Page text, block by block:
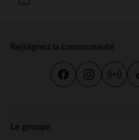
Rejoignez la communauté
Le groupe